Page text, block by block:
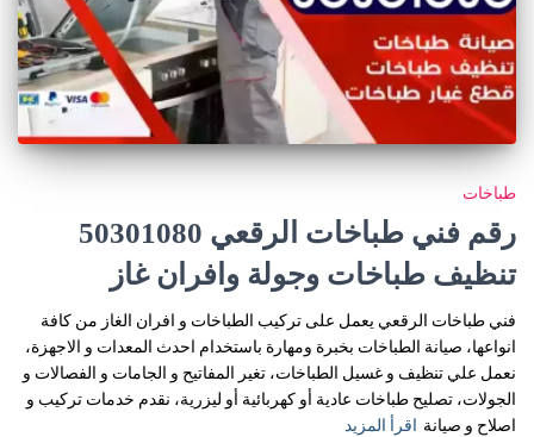
طباخات
رقم فني طباخات الرقعي 50301080
تنظيف طباخات وجولة وافران غاز
فني طباخات الرقعي يعمل على تركيب الطباخات و افران الغاز من كافة
انواعها، صيانة الطباخات بخبرة ومهارة باستخدام احدث المعدات و الاجهزة،
نعمل علي تنظيف و غسيل الطباخات، تغير المفاتيح و الجامات و الفصالات و
الجولات، تصليح طباخات عادية أو كهربائية أو ليزرية، نقدم خدمات تركيب و
اصلاح و صيانة اقرأ المزيد